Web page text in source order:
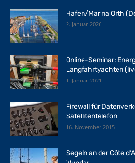
Hafen/Marina Orth
2. Januar 2026
Online-Seminar:
Langfahrtyachten
1. Januar 2021
Firewall für
Satellitentelefon
16. November 2015
Segeln an der Côte